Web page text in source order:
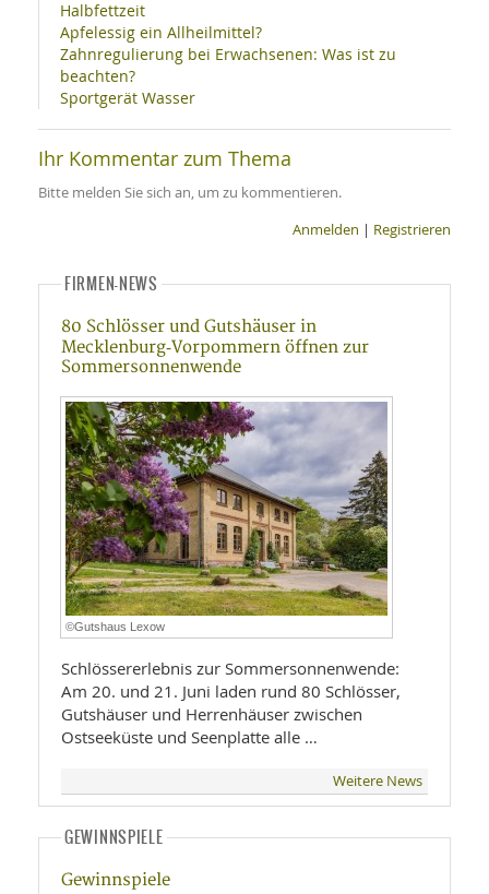
Halbfettzeit
Apfelessig ein Allheilmittel?
Zahnregulierung bei Erwachsenen: Was ist zu
beachten?
Sportgerät Wasser
Ihr Kommentar zum Thema
Bitte melden Sie sich an, um zu kommentieren.
Anmelden | Registrieren
FIRMEN-NEWS
80 Schlösser und Gutshäuser in
Mecklenburg‑Vorpommern öffnen zur
Sommersonnenwende
©Gutshaus Lexow
Schlössererlebnis zur Sommersonnenwende:
Am 20. und 21. Juni laden rund 80 Schlösser,
Gutshäuser und Herrenhäuser zwischen
Ostseeküste und Seenplatte alle …
Weitere News
GEWINNSPIELE
Gewinnspiele